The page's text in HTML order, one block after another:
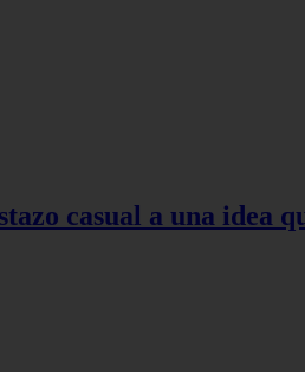
casual a una idea